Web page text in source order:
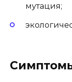
мутация;